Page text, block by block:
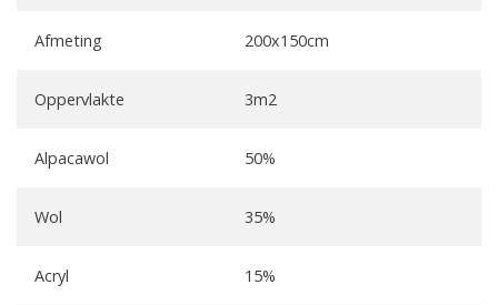
Afmeting 200x150cm
Oppervlakte 3m2
Alpacawol 50%
Wol 35%
Acryl 15%